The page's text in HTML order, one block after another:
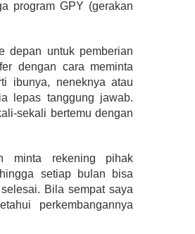
program GPY (gerakan
depan untuk pemberian
dengan cara meminta
ibunya, neneknya atau
lepas tanggung jawab.
sekali bertemu dengan
minta rekening pihak
setiap bulan bisa
Bila sempat saya
perkembangannya